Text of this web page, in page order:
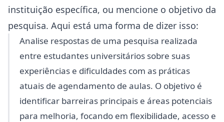
instituição específica, ou mencione o objetivo da
pesquisa. Aqui está uma forma de dizer isso:
Analise respostas de uma pesquisa realizada
entre estudantes universitários sobre suas
experiências e dificuldades com as práticas
atuais de agendamento de aulas. O objetivo é
identificar barreiras principais e áreas potenciais
para melhoria, focando em flexibilidade, acesso e